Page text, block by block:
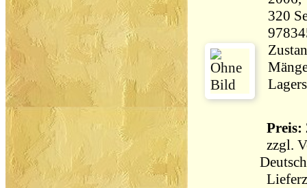
320 Seiten
Preis:
zzgl.